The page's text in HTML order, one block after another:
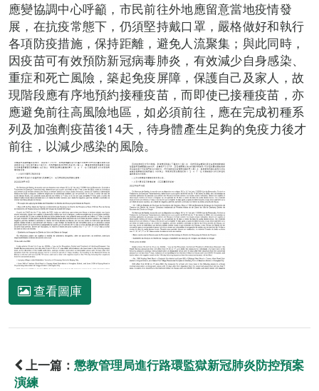
應變協調中心呼籲，市民前往外地應留意當地疫情發
展，在抗疫常態下，仍須堅持戴口罩，嚴格做好和執行
各項防疫措施，保持距離，避免人流聚集；與此同時，
因疫苗可有效預防新冠病毒肺炎，有效減少自身感染、
重症和死亡風險，築起免疫屏障，保護自己及家人，故
現階段應有序地預約接種疫苗，而即使已接種疫苗，亦
應避免前往高風險地區，如必須前往，應在完成初種系
列及加強劑疫苗後14天，待身體產生足夠的免疫力後才
前往，以減少感染的風險。
查看圖庫
上一篇： 懲教管理局進行路環監獄新冠肺炎防控預案
演練